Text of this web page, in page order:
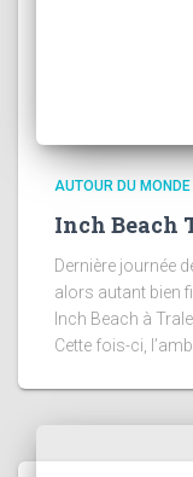
AUTOUR DU MONDE
Inch Beach
Dernière journée
alors autant bien
Inch Beach à
Cette fois-ci,